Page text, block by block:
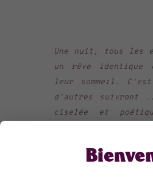
Une nuit, tous les
un rêve identique
leur sommeil.
d'autres suivront
ciselée et
traitant avec